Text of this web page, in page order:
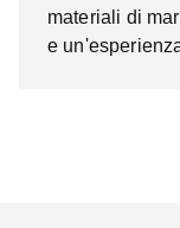
materiali di
e